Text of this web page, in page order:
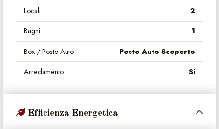
Locali 2
Bagni 1
Box / Posto Auto Posto Auto Scoperto
Arredamento Si
Efficienza Energetica